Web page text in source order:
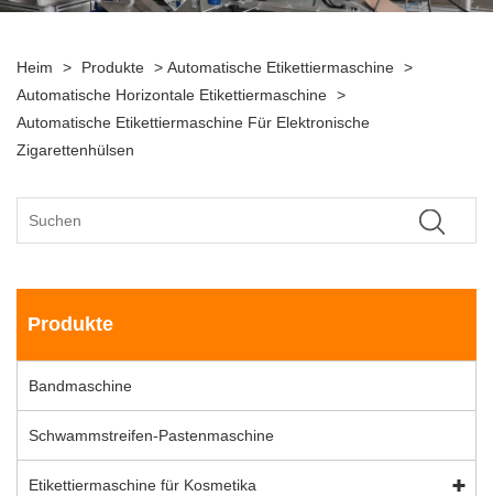
Heim > Produkte > Automatische Etikettiermaschine >
Automatische Horizontale Etikettiermaschine >
Automatische Etikettiermaschine Für Elektronische
Zigarettenhülsen
Produkte
Bandmaschine
Schwammstreifen-Pastenmaschine
Etikettiermaschine für Kosmetika